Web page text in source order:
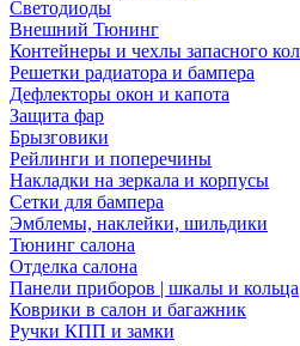
Светодиоды
Внешний Тюнинг
Контейнеры и чехлы запасного
Решетки радиатора и бампера
Дефлекторы окон и капота
Защита фар
Брызговики
Рейлинги и поперечины
Накладки на зеркала и корпусы
Сетки для бампера
Эмблемы, наклейки, шильдики
Тюнинг салона
Отделка салона
Панели приборов | шкалы и кольца
Коврики в салон и багажник
Ручки КПП и замки